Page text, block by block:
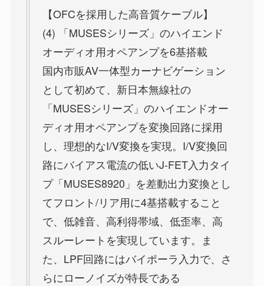
【OFCを採用した高音質ケーブル】
(4) 「MUSESシリーズ」のハイエンド
オーディオ用オペアンプを6基搭載
国内市販AV一体型カーナビゲーション
として初めて、新日本無線社の
「MUSESシリーズ」のハイエンドオー
ディオ用オペアンプを変換回路に採用
し、理想的なI/V変換を実現。I/V変換回
路にバイアス電流の低いJ-FET入力タイ
プ「MUSES8920」を差動出力変換とし
てフロント/リア用に4基搭載すること
で、低雑音、高利得帯域、低歪率、高
スルーレートを実現しています。ま
た、LPF回路にはバイポーラ入力で、さ
らにローノイズが特長である